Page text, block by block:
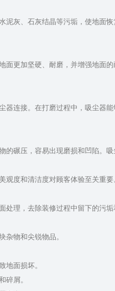
泥灰、石灰结晶等污垢，使地面
面更加坚硬、耐磨，并增强地面
器连接。在打磨过程中，吸尘器
碾压，容易出现磨损和凹陷。
度和清洁度对顾客体验至关重
理，去除装修过程中留下的污垢
杂物和尖锐物品。
地面损坏。
碎屑。